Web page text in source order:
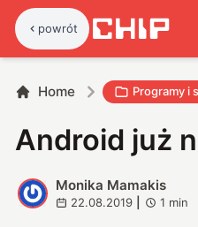
powrót
Home Programy i
Android już
M
Monika Mamakis
22.08.2019 1 min